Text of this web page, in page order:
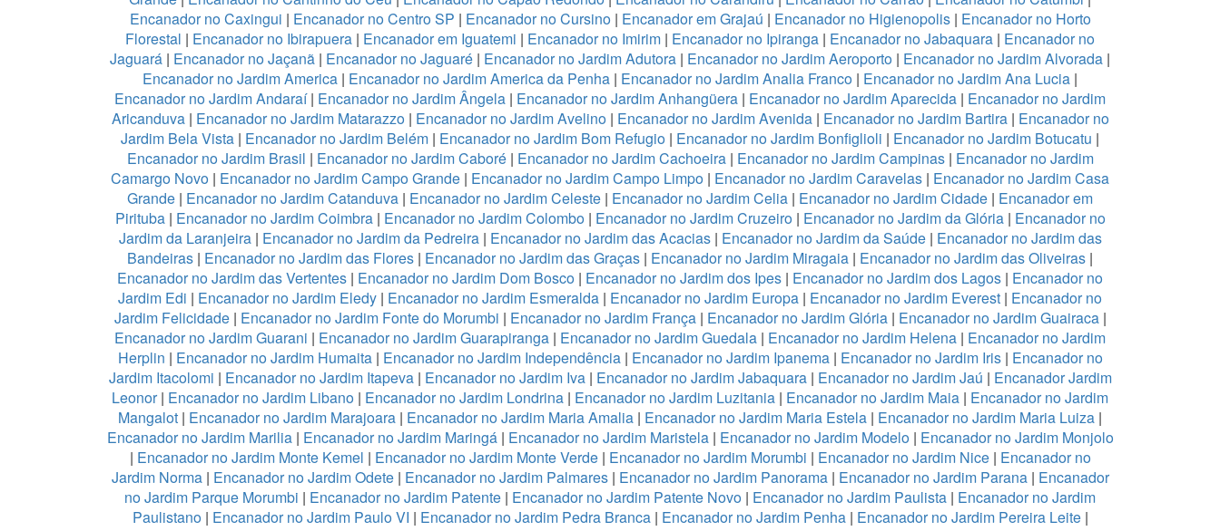
Encanador no Caxingui | Encanador no Centro SP | Encanador no Cursino| Encanador em Grajaú | Encanador no Higienopolis| Encanador no Horto
Florestal | Encanador no Ibirapuera | Encanador em Iguatemi | Encanador no Imirim | Encanador no Ipiranga | Encanador no Jabaquara | Encanador no
Jaguará | Encanador no Jaçanã | Encanador no Jaguaré | Encanador no Jardim Adutora | Encanador no Jardim Aeroporto | Encanador no Jardim Alvorada |
Encanador no Jardim America | Encanador no Jardim America da Penha | Encanador no Jardim Analia Franco | Encanador no Jardim Ana Lucia |
Encanador no Jardim Andaraí| Encanador no Jardim Ângela | Encanador no Jardim Anhangüera | Encanador no Jardim Aparecida | Encanador no Jardim
Aricanduva| Encanador no Jardim Matarazzo| Encanador no Jardim Avelino| Encanador no Jardim Avenida| Encanador no Jardim Bartira| Encanador no
Jardim Bela Vista | Encanador no Jardim Belém | Encanador no Jardim Bom Refugio | Encanador no Jardim Bonfiglioli | Encanador no Jardim Botucatu |
Encanador no Jardim Brasil | Encanador no Jardim Caboré| Encanador no Jardim Cachoeira| Encanador no Jardim Campinas| Encanador no Jardim
Camargo Novo | Encanador no Jardim Campo Grande | Encanador no Jardim Campo Limpo | Encanador no Jardim Caravelas | Encanador no Jardim Casa
Grande | Encanador no Jardim Catanduva | Encanador no Jardim Celeste | Encanador no Jardim Celia | Encanador no Jardim Cidade | Encanador em
Pirituba| Encanador no Jardim Coimbra| Encanador no Jardim Colombo| Encanador no Jardim Cruzeiro| Encanador no Jardim da Glória| Encanador no
Jardim da Laranjeira| Encanador no Jardim da Pedreira| Encanador no Jardim das Acacias| Encanador no Jardim da Saúde| Encanador no Jardim das
Bandeiras | Encanador no Jardim das Flores | Encanador no Jardim das Graças | Encanador no Jardim Miragaia | Encanador no Jardim das Oliveiras |
Encanador no Jardim das Vertentes | Encanador no Jardim Dom Bosco | Encanador no Jardim dos Ipes | Encanador no Jardim dos Lagos | Encanador no
Jardim Edi | Encanador no Jardim Eledy | Encanador no Jardim Esmeralda | Encanador no Jardim Europa | Encanador no Jardim Everest | Encanador no
Jardim Felicidade| Encanador no Jardim Fonte do Morumbi | Encanador no Jardim França| Encanador no Jardim Glória| Encanador no Jardim Guairaca|
Encanador no Jardim Guarani | Encanador no Jardim Guarapiranga | Encanador no Jardim Guedala | Encanador no Jardim Helena | Encanador no Jardim
Herplin | Encanador no Jardim Humaita| Encanador no Jardim Independência| Encanador no Jardim Ipanema| Encanador no Jardim Iris| Encanador no
Jardim Itacolomi | Encanador no Jardim Itapeva| Encanador no Jardim Iva| Encanador no Jardim Jabaquara| Encanador no Jardim Jaú | Encanador Jardim
Leonor| Encanador no Jardim Libano | Encanador no Jardim Londrina | Encanador no Jardim Luzitania | Encanador no Jardim Maia | Encanador no Jardim
Mangalot | Encanador no Jardim Marajoara | Encanador no Jardim Maria Amalia | Encanador no Jardim Maria Estela | Encanador no Jardim Maria Luiza |
Encanador no Jardim Marilia| Encanador no Jardim Maringá| Encanador no Jardim Maristela| Encanador no Jardim Modelo| Encanador no Jardim Monjolo
| Encanador no Jardim Monte Kemel | Encanador no Jardim Monte Verde| Encanador no Jardim Morumbi | Encanador no Jardim Nice| Encanador no
Jardim Norma| Encanador no Jardim Odete| Encanador no Jardim Palmares| Encanador no Jardim Panorama| Encanador no Jardim Parana| Encanador
no Jardim Parque Morumbi | Encanador no Jardim Patente | Encanador no Jardim Patente Novo | Encanador no Jardim Paulista | Encanador no Jardim
Paulistano| Encanador no Jardim Paulo VI | Encanador no Jardim Pedra Branca| Encanador no Jardim Penha| Encanador no Jardim Pereira Leite|